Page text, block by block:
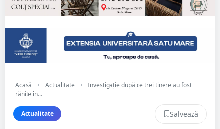
Acasă • Actualitate •
Investigație după ce trei tinere au fost
rănite în...
Actualitate Salvează